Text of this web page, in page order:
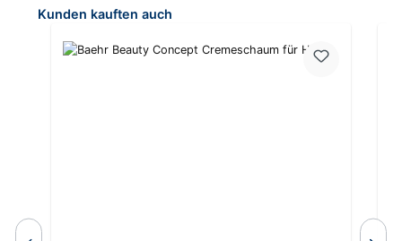
Produktgalerie überspringen
Kunden kauften auch